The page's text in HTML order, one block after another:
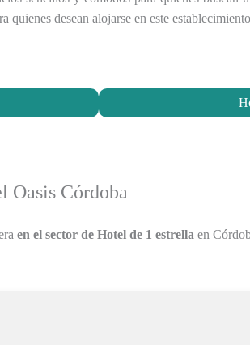
quienes desean alojarse en este
Oasis Córdoba
en el sector de Hotel de 1 estrella en